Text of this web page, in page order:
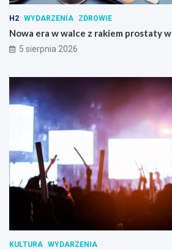
i
u
z
n
a
ń
s
m
H2 WYDARZENIA ZDROWIE
Nowa era w walce z rakiem prostaty
5 sierpnia 2026
KULTURA WYDARZENIA